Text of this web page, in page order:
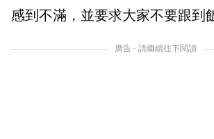
感到不滿，並要求大家不要跟到
廣告 - 請繼續往下閱讀